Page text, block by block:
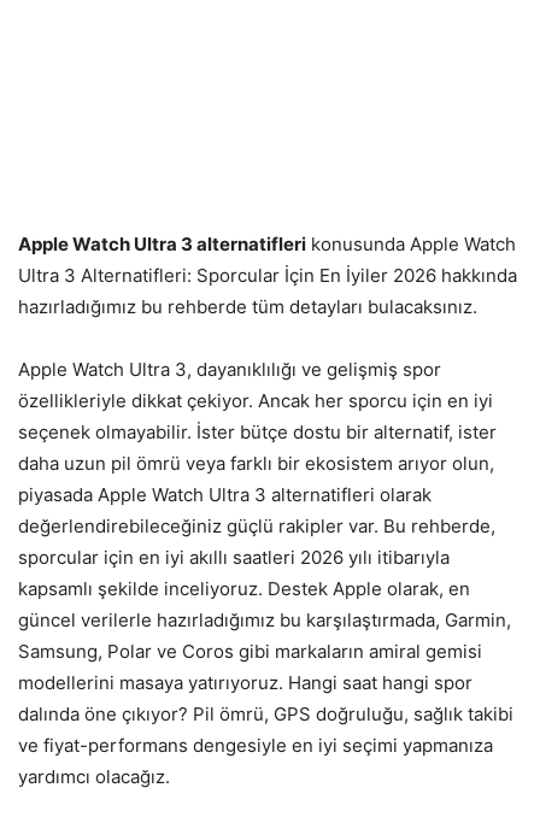
Apple Watch Ultra 3 alternatifleri konusunda Apple Watch
Ultra 3 Alternatifleri: Sporcular İçin En İyiler 2026 hakkında
hazırladığımız bu rehberde tüm detayları bulacaksınız.
Apple Watch Ultra 3, dayanıklılığı ve gelişmiş spor
özellikleriyle dikkat çekiyor. Ancak her sporcu için en iyi
seçenek olmayabilir. İster bütçe dostu bir alternatif, ister
daha uzun pil ömrü veya farklı bir ekosistem arıyor olun,
piyasada Apple Watch Ultra 3 alternatifleri olarak
değerlendirebileceğiniz güçlü rakipler var. Bu rehberde,
sporcular için en iyi akıllı saatleri 2026 yılı itibarıyla
kapsamlı şekilde inceliyoruz. Destek Apple olarak, en
güncel verilerle hazırladığımız bu karşılaştırmada, Garmin,
Samsung, Polar ve Coros gibi markaların amiral gemisi
modellerini masaya yatırıyoruz. Hangi saat hangi spor
dalında öne çıkıyor? Pil ömrü, GPS doğruluğu, sağlık takibi
ve fiyat-performans dengesiyle en iyi seçimi yapmanıza
yardımcı olacağız.